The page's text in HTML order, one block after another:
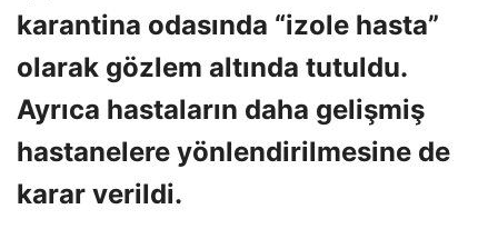
karantina odasında “izole hasta”
olarak gözlem altında tutuldu.
Ayrıca hastaların daha gelişmiş
hastanelere yönlendirilmesine de
karar verildi.